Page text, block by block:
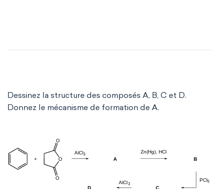
Dessinez la structure des composés A, B, C et D.
Donnez le mécanisme de formation de A.